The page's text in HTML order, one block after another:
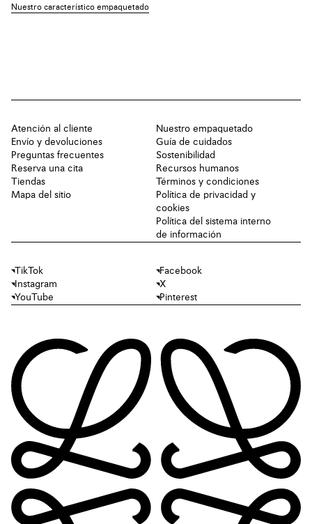
Nuestro característico empaquetado
Atención al cliente
Envío y devoluciones
Preguntas frecuentes
Reserva una cita
Tiendas
Mapa del sitio
Nuestro empaquetado
Guía de cuidados
Sostenibilidad
Recursos humanos
Términos y condiciones
Política de privacidad y
cookies
Política del sistema interno
de información
TikTok
Facebook
Instagram
X
YouTube
Pinterest